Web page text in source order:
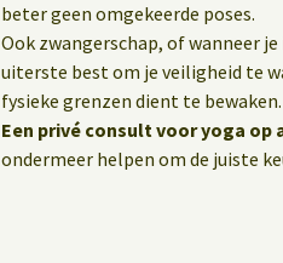
beter geen omgekeerde poses.
Ook zwangerschap, of wanneer
uiterste best om je veiligheid te
fysieke grenzen dient te bewaken.
Een privé consult voor yoga
ondermeer helpen om de juiste